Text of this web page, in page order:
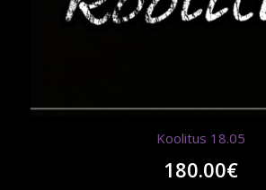
Koolitus 18.05
180.00€